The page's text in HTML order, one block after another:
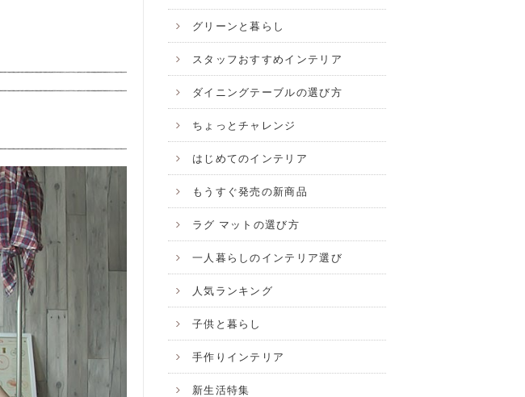
グリーンと暮らし
スタッフおすすめインテリア
ダイニングテーブルの選び方
ちょっとチャレンジ
はじめてのインテリア
もうすぐ発売の新商品
ラグ マットの選び方
一人暮らしのインテリア選び
人気ランキング
子供と暮らし
手作りインテリア
新生活特集